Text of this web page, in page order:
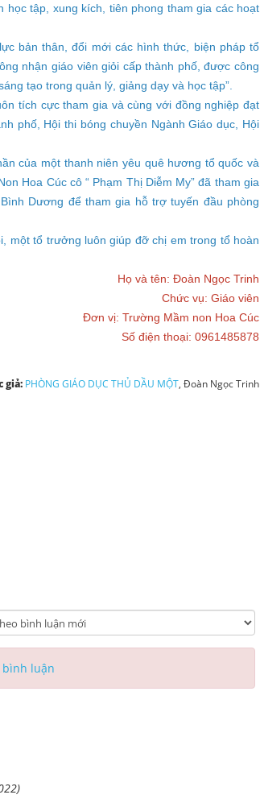
tập, xung kích, tiên phong tham gia các hoạt
bản thân, đổi mới các hình thức, biện pháp tổ
nhận giáo viên giỏi cấp thành phố, được công
tạo trong quản lý, giảng dạy và học tập”.
tích cực tham gia và cùng với đồng nghiệp đạt
phố, Hội thi bóng chuyền Ngành Giáo dục, Hội
của một thanh niên yêu quê hương tổ quốc và
Hoa Cúc cô “ Phạm Thị Diễm My” đã tham gia
Dương để tham gia hỗ trợ tuyến đầu phòng
một tổ trưởng luôn giúp đỡ chị em trong tổ hoàn
Họ và tên: Đoàn Ngọc Trinh
Chức vụ: Giáo viên
Đơn vị: Trường Mầm non Hoa Cúc
Số điện thoại: 0961485878
giả: PHÒNG GIÁO DỤC THỦ DẦU MỘT, Đoàn Ngọc Trinh
bình luận